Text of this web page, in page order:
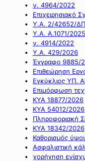
ν. 4964/2022
Επιχειρησιακό
Υ.Α. 2/42652/
Υ.Α. Α.1071/2025
ν. 4914/2022
Υ.Α. 429/2026
Έγγραφο 9885/
Επιθεώρηση
Εγκύκλιος ΥΠ.
Επιμόρφωση
ΚΥΑ 18877/2026
ΚΥΑ 54012/2026
Πληροφοριακή
ΚΥΑ 18342/2026
Καθορισμός
Ασφαλιστική
χορήγηση